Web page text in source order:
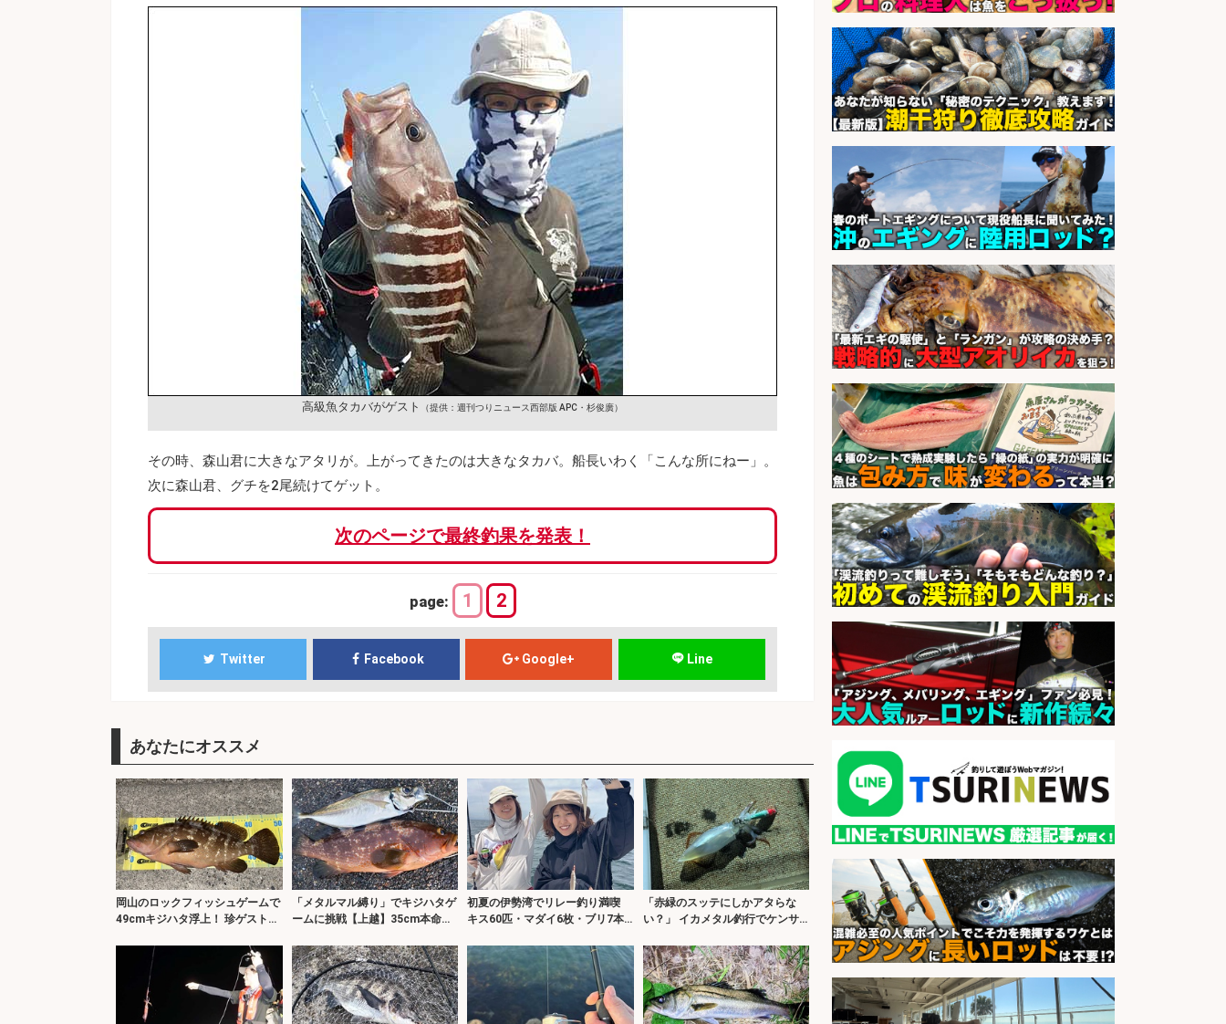
高級魚タカバがゲスト （提供：週刊つりニュース西部版 APC・杉俊廣）
その時、森山君に大きなアタリが。上がってきたのは大きなタカバ。船長いわく「こんな所にねー」。
次に森山君、グチを2尾続けてゲット。
次のページで最終釣果を発表！
page: 1 2
Twitter Facebook Google+ Line
あなたにオススメ
岡山のロックフィッシュゲームで
49cmキジハタ浮上！ 珍ゲストの
「メタルマル縛り」でキジハタゲ
ームに挑戦【上越】35cm本命に
初夏の伊勢湾でリレー釣り満喫
キス60匹・マダイ6枚・ブリ7本
「赤緑のスッテにしかアタらな
い？」 イカメタル釣行でケンサ